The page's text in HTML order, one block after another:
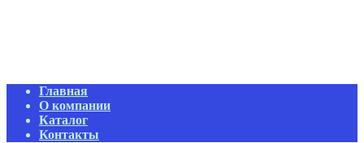
Primary
Navigation
Menu
Главная
О компании
Каталог
Контакты